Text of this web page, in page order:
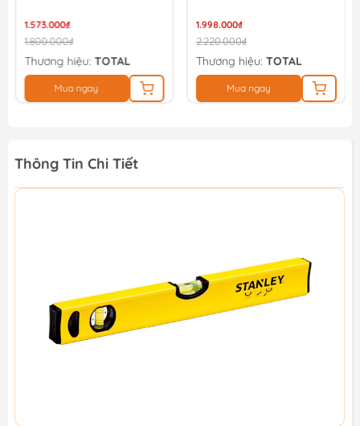
1.573.000₫
1.800.000₫
Thương hiệu: TOTAL
Mua ngay
THKTHP41667
1.998.000₫
2.220.000₫
Thương hiệu: TOTAL
Mua ngay
Thông Tin Chi Tiết